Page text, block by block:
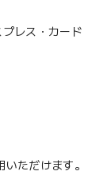
レス・カード
ただけます。